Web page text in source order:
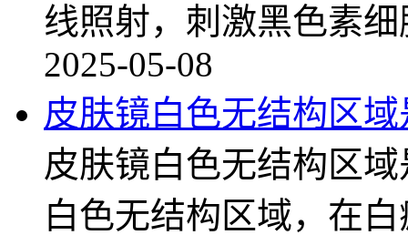
线照射，刺激黑色素
2025-05-08
皮肤镜白色无结构区
皮肤镜白色无结构区
白色无结构区域，在